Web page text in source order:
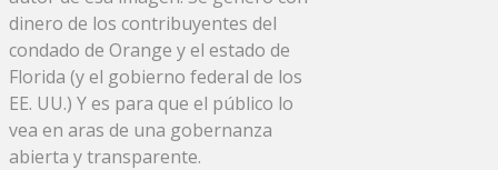
dinero de los contribuyentes del
condado de Orange y el estado de
Florida (y el gobierno federal de los
EE. UU.) Y es para que el público lo
vea en aras de una gobernanza
abierta y transparente.